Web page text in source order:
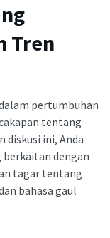
Tren
pertumbuhan
tentang
diskusi ini, Anda
dengan
tagar tentang
bahasa gaul